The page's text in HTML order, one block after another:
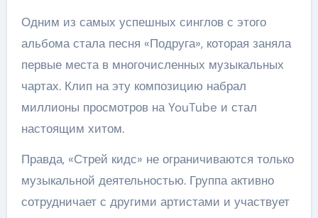
Одним из самых успешных синглов с этого
альбома стала песня «Подруга», которая заняла
первые места в многочисленных музыкальных
чартах. Клип на эту композицию набрал
миллионы просмотров на YouTube и стал
настоящим хитом.
Правда, «Стрей кидс» не ограничиваются только
музыкальной деятельностью. Группа активно
сотрудничает с другими артистами и участвует